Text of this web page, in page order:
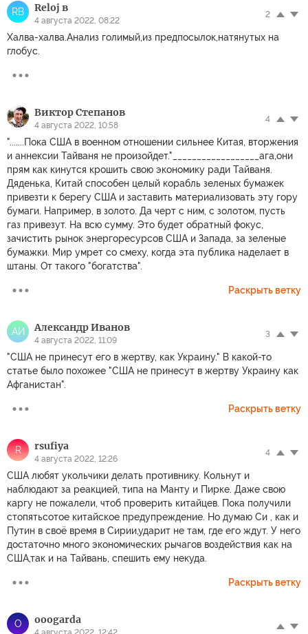
RВ Reloj в
4 августа 2022, 08:22
2
Халва-халва.Анализ голимый,из предпосылок,натянутых на
глобус.
Виктор Степанов
4 августа 2022, 10:58
4
".......Пока США в военном отношении сильнее Китая, вторжения
и аннексии Тайваня не произойдет."__________________ага,они
прям как кинутся крошить свою экономику ради Тайваня.
Дяденька, Китай способен целый корабль зеленых бумажек
привезти к берегу США и заставить материализовать эту гору
бумаги. Например, в золото. Да черт с ним, с золотом, пусть
газ привезут. На всю сумму. Это будет обратный фокус,
зачистить рынок энергоресурсов США и Запада, за зеленые
бумажки. Мир умрет со смеху, когда эта публика наделает в
штаны. От такого "богатства".
Раскрыть ветку
АИ Александр Иванов
4 августа 2022, 11:09
3
"США не принесут его в жертву, как Украину." В какой-то
статье было похожее "США не принесут в жертву Украину как
Афганистан".
Раскрыть ветку
R rsufiya
4 августа 2022, 12:26
4
США любят укольчики делать противнику. Кольнут и
наблюдают за реакцией, типа на Манту и Пирке. Даже свою
каргу не пожалели, чтоб проверить китайцев. Пока получили
стопятьсотое китайское предупреждение. Но думаю Си , как и
Путин в своё время в Сирии,ударит не там, где его ждут. У него
достаточно много экономических рычагов воздействия как на
США,так и на Тайвань, спешить ему некуда.
Раскрыть ветку
O ooogarda